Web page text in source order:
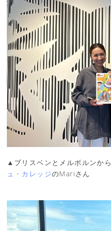
▲ブリスベンとメルボルンから
ュ・カレッジのMariさん